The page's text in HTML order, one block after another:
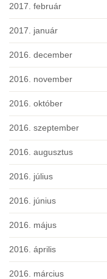
2017. február
2017. január
2016. december
2016. november
2016. október
2016. szeptember
2016. augusztus
2016. július
2016. június
2016. május
2016. április
2016. március